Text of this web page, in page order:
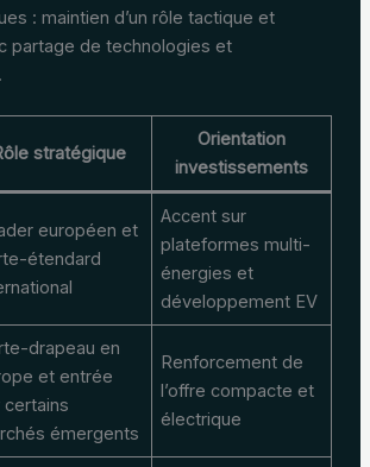
: maintien d’un rôle tactique et
partage de technologies et
stratégique
Orientation
investissements
européen et
étendard
Accent sur
plateformes multi-
énergies et
développement EV
drapeau en
et entrée
certains
émergents
Renforcement de
l’offre compacte et
électrique